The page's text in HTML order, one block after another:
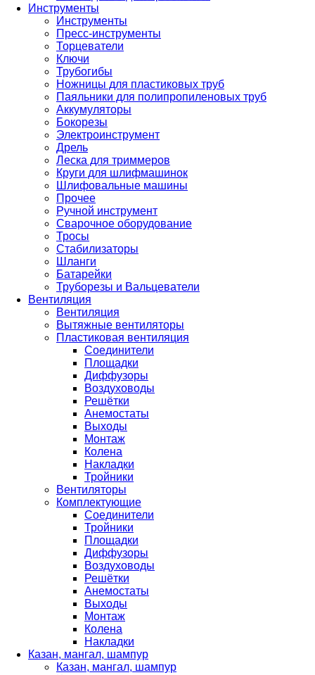
Инструменты
Инструменты
Пресс-инструменты
Торцеватели
Ключи
Трубогибы
Ножницы для пластиковых труб
Паяльники для полипропиленовых труб
Аккумуляторы
Бокорезы
Электроинструмент
Дрель
Леска для триммеров
Круги для шлифмашинок
Шлифовальные машины
Прочее
Ручной инструмент
Сварочное оборудование
Тросы
Стабилизаторы
Шланги
Батарейки
Труборезы и Вальцеватели
Вентиляция
Вентиляция
Вытяжные вентиляторы
Пластиковая вентиляция
Соединители
Площадки
Диффузоры
Воздуховоды
Решётки
Анемостаты
Выходы
Монтаж
Колена
Накладки
Тройники
Вентиляторы
Комплектующие
Соединители
Тройники
Площадки
Диффузоры
Воздуховоды
Решётки
Анемостаты
Выходы
Монтаж
Колена
Накладки
Казан, мангал, шампур
Казан, мангал, шампур